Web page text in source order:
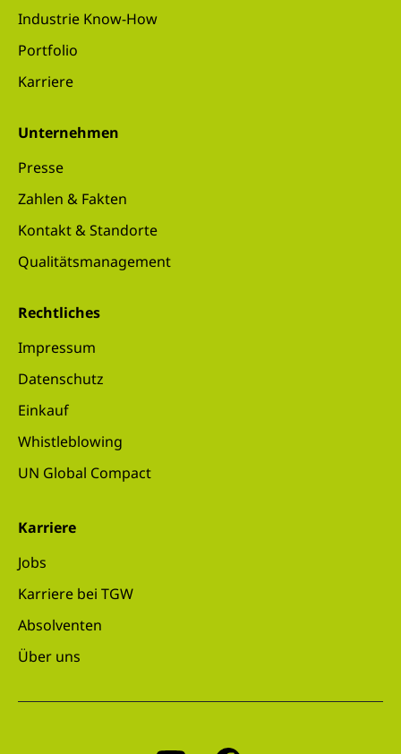
Industrie Know-How
Portfolio
Karriere
Unternehmen
Presse
Zahlen & Fakten
Kontakt & Standorte
Qualitätsmanagement
Rechtliches
Impressum
Datenschutz
Einkauf
Whistleblowing
UN Global Compact
Karriere
Jobs
Karriere bei TGW
Absolventen
Über uns